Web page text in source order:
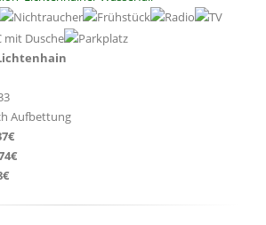
Aufbettung